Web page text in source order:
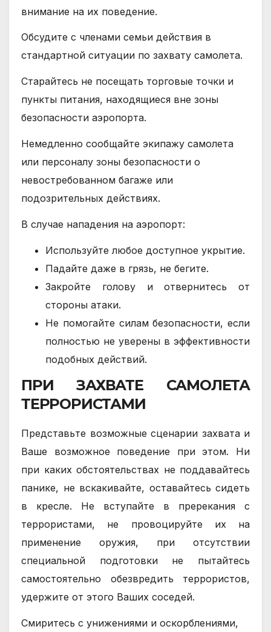
внимание на их поведение.
Обсудите с членами семьи действия в
стандартной ситуации по захвату самолета.
Старайтесь не посещать торговые точки и
пункты питания, находящиеся вне зоны
безопасности аэропорта.
Немедленно сообщайте экипажу самолета
или персоналу зоны безопасности о
невостребованном багаже или
подозрительных действиях.
В случае нападения на аэропорт:
Используйте любое доступное укрытие.
Падайте даже в грязь, не бегите.
Закройте голову и отвернитесь от
стороны атаки.
Не помогайте силам безопасности, если
полностью не уверены в эффективности
подобных действий.
ПРИ ЗАХВАТЕ САМОЛЕТА
ТЕРРОРИСТАМИ
Представьте возможные сценарии захвата и
Ваше возможное поведение при этом. Ни
при каких обстоятельствах не поддавайтесь
панике, не вскакивайте, оставайтесь сидеть
в кресле. Не вступайте в пререкания с
террористами, не провоцируйте их на
применение оружия, при отсутствии
специальной подготовки не пытайтесь
самостоятельно обезвредить террористов,
удержите от этого Ваших соседей.
Смиритесь с унижениями и оскорблениями,